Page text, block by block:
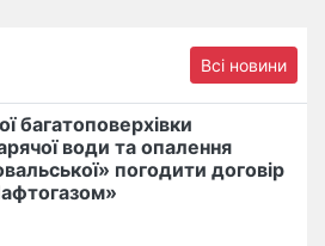
Всі новини
багатоповерхівки
води та опалення
погодити договір